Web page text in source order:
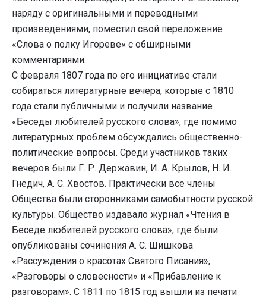
наряду с оригинальными и переводными
произведениями, поместил свой переложение
«Слова о полку Игореве» с обширными
комментариями.
С февраля 1807 года по его инициативе стали
собираться литературные вечера, которые с 1810
года стали публичными и получили название
«Беседы любителей русского слова», где помимо
литературных проблем обсуждались общественно-
политические вопросы. Среди участников таких
вечеров были Г. Р. Державин, И. А. Крылов, Н. И.
Гнедич, А. С. Хвостов. Практически все члены
Общества были сторонниками самобытности русской
культуры. Общество издавало журнал «Чтения в
Беседе любителей русского слова», где были
опубликованы сочинения А. С. Шишкова
«Рассуждения о красотах Святого Писания»,
«Разговоры о словесности» и «Прибавление к
разговорам». С 1811 по 1815 год вышли из печати